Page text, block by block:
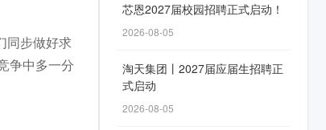
同步做好求
争中多一分
芯恩2027届校园招聘正式启动！
2026-08-05
淘天集团丨2027届应届生招聘正
式启动
2026-08-05